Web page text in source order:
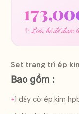
✨ Liên hệ để được
Set trang trí ép
Bao gồm :
1 dây cờ ép kim